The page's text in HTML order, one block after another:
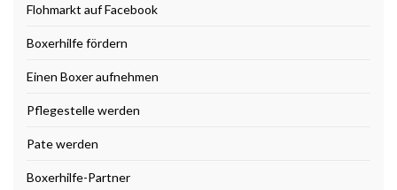
Flohmarkt auf Facebook
Boxerhilfe fördern
Einen Boxer aufnehmen
Pflegestelle werden
Pate werden
Boxerhilfe-Partner